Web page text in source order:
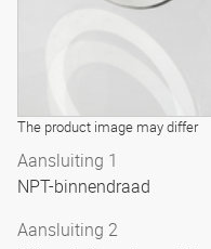
The product image may differ
Aansluiting 1
NPT-binnendraad
Aansluiting 2